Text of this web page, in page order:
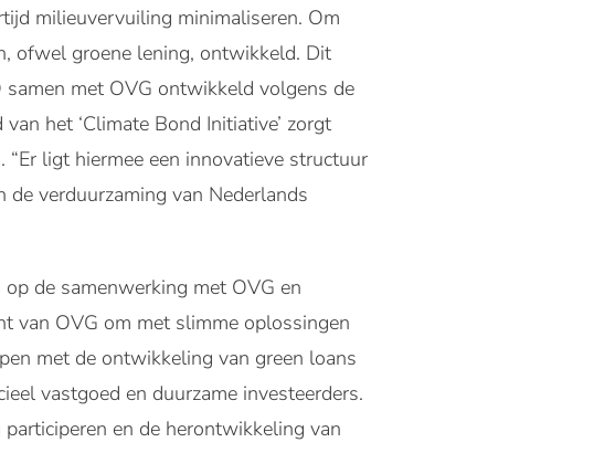
milieuvervuiling minimaliseren. Om
ofwel groene lening, ontwikkeld. Dit
met OVG ontwikkeld volgens de
het ‘Climate Bond Initiative’ zorgt
ligt hiermee een innovatieve structuur
verduurzaming van Nederlands
de samenwerking met OVG en
van OVG om met slimme oplossingen
met de ontwikkeling van green loans
vastgoed en duurzame investeerders.
en de herontwikkeling van